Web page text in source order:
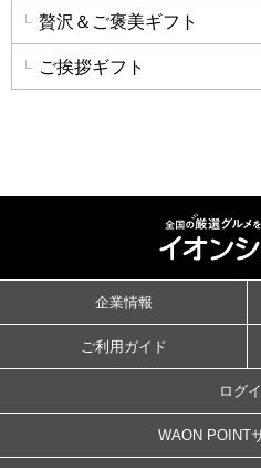
贅沢＆ご褒美ギフト
ご挨拶ギフト
企業情報
ご利用ガイド
ログ
WAON POINT